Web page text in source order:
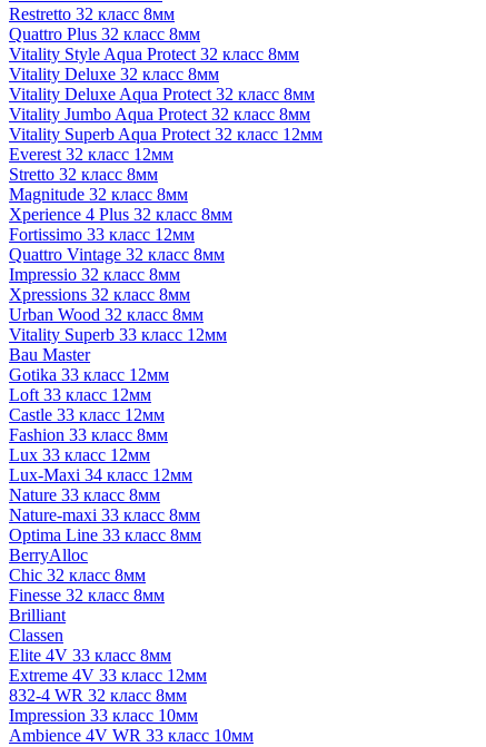
Restretto 32 класс 8мм
Quattro Plus 32 класс 8мм
Vitality Style Aqua Protect 32 класс 8мм
Vitality Deluxe 32 класс 8мм
Vitality Deluxe Aqua Protect 32 класс 8мм
Vitality Jumbo Aqua Protect 32 класс 8мм
Vitality Superb Aqua Protect 32 класс 12мм
Everest 32 класс 12мм
Stretto 32 класс 8мм
Magnitude 32 класс 8мм
Xperience 4 Plus 32 класс 8мм
Fortissimo 33 класс 12мм
Quattro Vintage 32 класс 8мм
Impressio 32 класс 8мм
Xpressions 32 класс 8мм
Urban Wood 32 класс 8мм
Vitality Superb 33 класс 12мм
Bau Master
Gotika 33 класс 12мм
Loft 33 класс 12мм
Castle 33 класс 12мм
Fashion 33 класс 8мм
Lux 33 класс 12мм
Lux-Maxi 34 класс 12мм
Nature 33 класс 8мм
Nature-maxi 33 класс 8мм
Optima Line 33 класс 8мм
BerryAlloc
Chic 32 класс 8мм
Finesse 32 класс 8мм
Brilliant
Classen
Elite 4V 33 класс 8мм
Extreme 4V 33 класс 12мм
832-4 WR 32 класс 8мм
Impression 33 класс 10мм
Ambience 4V WR 33 класс 10мм